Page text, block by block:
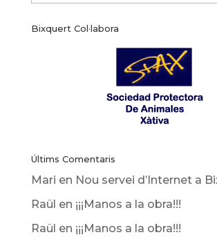
noticies
Bixquert Col·labora
Últims Comentaris
Mari en Nou servei d’Internet a
Raül en ¡¡¡Manos a la obra!!!
Raül en ¡¡¡Manos a la obra!!!